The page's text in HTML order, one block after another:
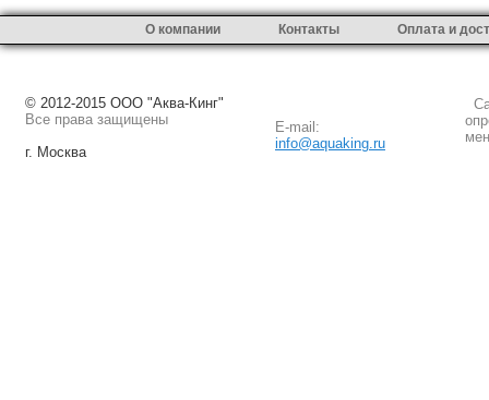
О компании Контакты Оплата и
© 2012-2015 ООО "Аква-Кинг"
Все права защищены
г. Москва
E-mail:
info@aquaking.ru